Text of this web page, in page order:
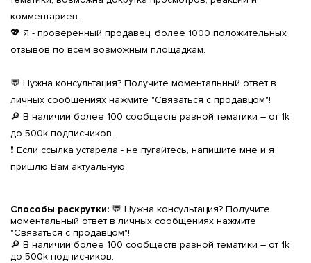
комментариев.
💖 Я - проверенный продавец, более 1000 положительных
отзывов по всем возможным площадкам.
💬 Нужна консультация? Получите моментальный ответ в
личных сообщениях нажмите "Связаться с продавцом"!
🔎 В наличии более 100 сообществ разной тематики – от 1k
до 500k подписчиков.
❗️ Если ссылка устарела - не пугайтесь, напишите мне и я
пришлю Вам актуальную
Способы раскрутки: 💬 Нужна консультация? Получите
моментальный ответ в личных сообщениях нажмите
"Связаться с продавцом"!
🔎 В наличии более 100 сообществ разной тематики – от 1k
до 500k подписчиков.